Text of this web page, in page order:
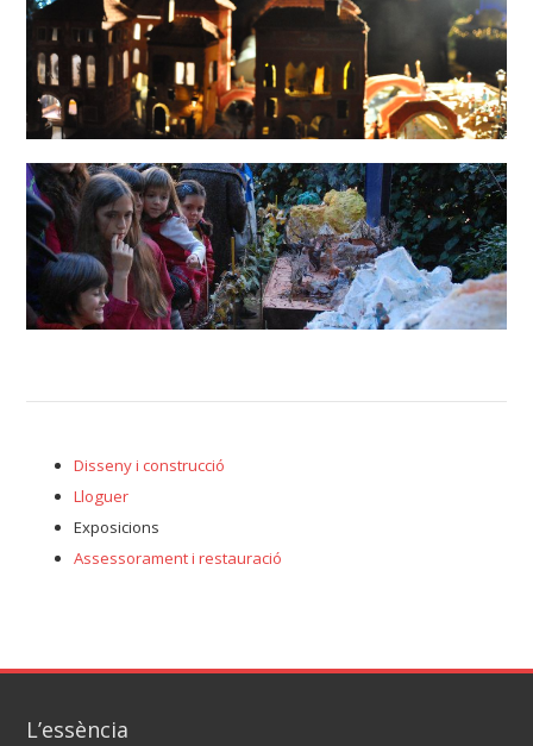
Disseny i construcció
Lloguer
Exposicions
Assessorament i restauració
L’essència